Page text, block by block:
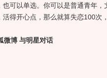
也可以单选。你可以是普通青年
活得开心点，那么就算失恋100次
博 与明星对话